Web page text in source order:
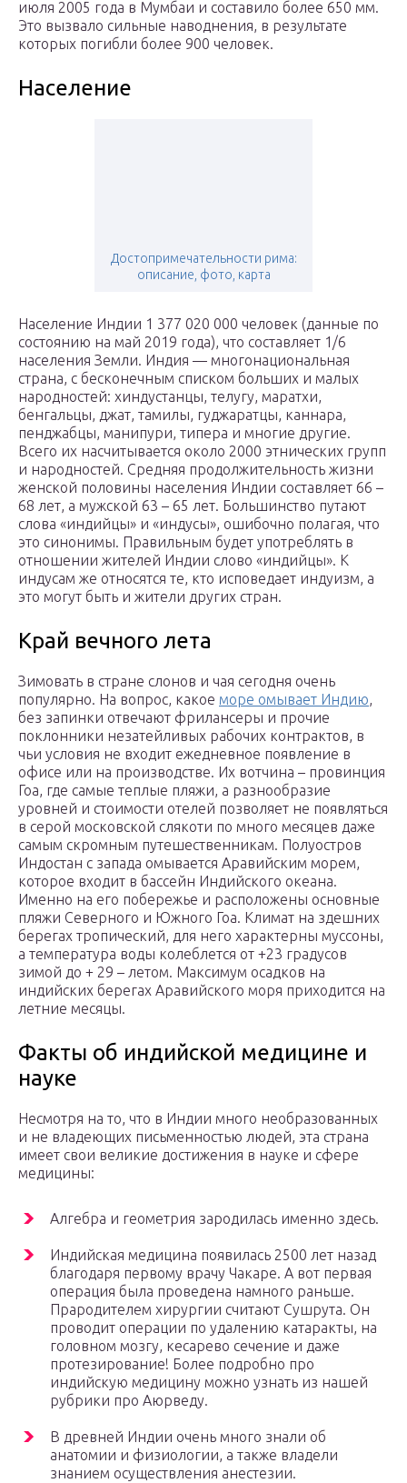
июля 2005 года в Мумбаи и составило более 650 мм.
Это вызвало сильные наводнения, в результате
которых погибли более 900 человек.
Население
Достопримечательности рима:
описание, фото, карта
Население Индии 1 377 020 000 человек (данные по
состоянию на май 2019 года), что составляет 1/6
населения Земли. Индия — многонациональная
страна, с бесконечным списком больших и малых
народностей: хиндустанцы, телугу, маратхи,
бенгальцы, джат, тамилы, гуджаратцы, каннара,
пенджабцы, манипури, типера и многие другие.
Всего их насчитывается около 2000 этнических групп
и народностей. Средняя продолжительность жизни
женской половины населения Индии составляет 66 –
68 лет, а мужской 63 – 65 лет. Большинство путают
слова «индийцы» и «индусы», ошибочно полагая, что
это синонимы. Правильным будет употреблять в
отношении жителей Индии слово «индийцы». К
индусам же относятся те, кто исповедает индуизм, а
это могут быть и жители других стран.
Край вечного лета
Зимовать в стране слонов и чая сегодня очень
популярно. На вопрос, какое море омывает Индию,
без запинки отвечают фрилансеры и прочие
поклонники незатейливых рабочих контрактов, в
чьи условия не входит ежедневное появление в
офисе или на производстве. Их вотчина – провинция
Гоа, где самые теплые пляжи, а разнообразие
уровней и стоимости отелей позволяет не появляться
в серой московской слякоти по много месяцев даже
самым скромным путешественникам. Полуостров
Индостан с запада омывается Аравийским морем,
которое входит в бассейн Индийского океана.
Именно на его побережье и расположены основные
пляжи Северного и Южного Гоа. Климат на здешних
берегах тропический, для него характерны муссоны,
а температура воды колеблется от +23 градусов
зимой до + 29 – летом. Максимум осадков на
индийских берегах Аравийского моря приходится на
летние месяцы.
Факты об индийской медицине и
науке
Несмотря на то, что в Индии много необразованных
и не владеющих письменностью людей, эта страна
имеет свои великие достижения в науке и сфере
медицины:
Алгебра и геометрия зародилась именно здесь.
Индийская медицина появилась 2500 лет назад
благодаря первому врачу Чакаре. А вот первая
операция была проведена намного раньше.
Прародителем хирургии считают Сушрута. Он
проводит операции по удалению катаракты, на
головном мозгу, кесарево сечение и даже
протезирование! Более подробно про
индийскую медицину можно узнать из нашей
рубрики про Аюрведу.
В древней Индии очень много знали об
анатомии и физиологии, а также владели
знанием осуществления анестезии.